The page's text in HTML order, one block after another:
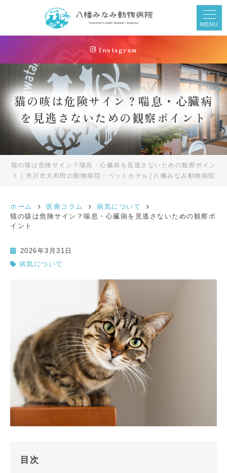
MENU
Instagram
猫の咳は危険サイン？喘息・心臓病
を見逃さないための観察ポイント
猫の咳は危険サイン？喘息・心臓病を見逃さないための観察ポイン
ト｜市川市大和田の動物病院・ペットホテル│八幡みなみ動物病院
ホーム 医療コラム
病気について
猫の咳は危険サイン？喘息・心臓病を見逃さないための観察ポ
イント
2026年3月31日
病気について
目次